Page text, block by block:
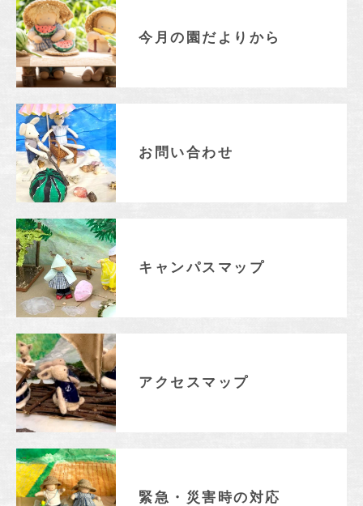
入園のご案内
入園テストについて
入園説明会
よくあるご質問
INFORMATION
総合案内
ニュース・お知らせ一覧
お問い合わせ
キャンパスマップ
アクセスマップ
緊急・災害時の対応
ご支援をお考えの方へ
今月の園だよりから
お問い合わせ
キャンパスマップ
アクセスマップ
緊急・災害時の対応